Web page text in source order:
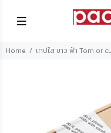
Home เทปใส ขาว ฟ้า Torn or